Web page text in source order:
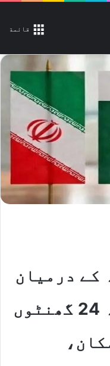
قائمة
کے درمیان
امن معاہدہ آئندہ 24 گھنٹوں